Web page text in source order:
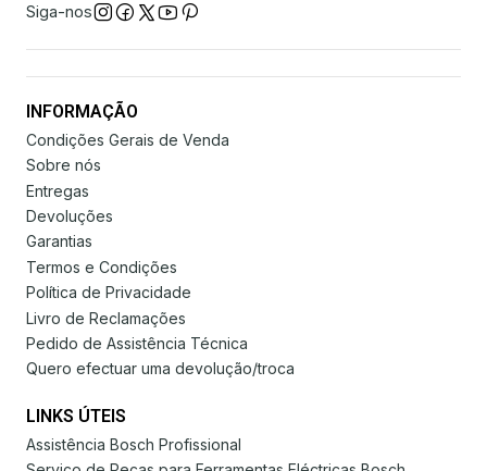
Siga-nos
INFORMAÇÃO
Condições Gerais de Venda
Sobre nós
Entregas
Devoluções
Garantias
Termos e Condições
Política de Privacidade
Livro de Reclamações
Pedido de Assistência Técnica
Quero efectuar uma devolução/troca
LINKS ÚTEIS
Assistência Bosch Profissional